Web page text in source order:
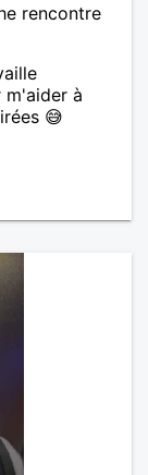
rencontre
m'aider à
😅